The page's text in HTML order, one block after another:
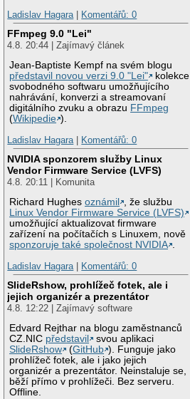
Ladislav Hagara| Komentářů: 0
FFmpeg 9.0 "Lei"
4.8. 20:44 | Zajímavý článek
Jean-Baptiste Kempf na svém blogu
představil novou verzi 9.0 "Lei"
kolekce
svobodného softwaru umožňujícího
nahrávání, konverzi a streamovaní
digitálního zvuku a obrazu FFmpeg
(Wikipedie ).
Ladislav Hagara| Komentářů: 0
NVIDIA sponzorem služby Linux
Vendor Firmware Service (LVFS)
4.8. 20:11 | Komunita
Richard Hughesoznámil
, že službu
Linux Vendor Firmware Service (LVFS)
umožňující aktualizovat firmware
zařízení na počítačích s Linuxem, nově
sponzoruje také společnost NVIDIA .
Ladislav Hagara| Komentářů: 0
SlideRshow, prohlížeč fotek, ale i
jejich organizér a prezentátor
4.8. 12:22 | Zajímavý software
Edvard Rejthar na blogu zaměstnanců
CZ.NIC představil
svou aplikaci
SlideRshow
(GitHub ). Funguje jako
prohlížeč fotek, ale i jako jejich
organizér a prezentátor. Neinstaluje se,
běží přímo v prohlížeči. Bez serveru.
Offline.